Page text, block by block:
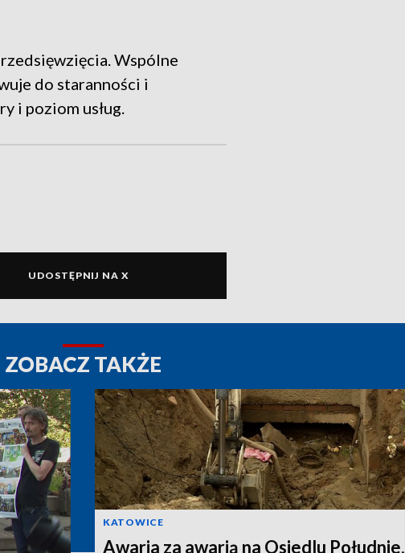
Wspólne
do staranności i
i poziom usług.
UDOSTĘPNIJ NA X
ZOBACZ TAKŻE
KATOWICE
Awaria za awarią na Osiedlu Południe.